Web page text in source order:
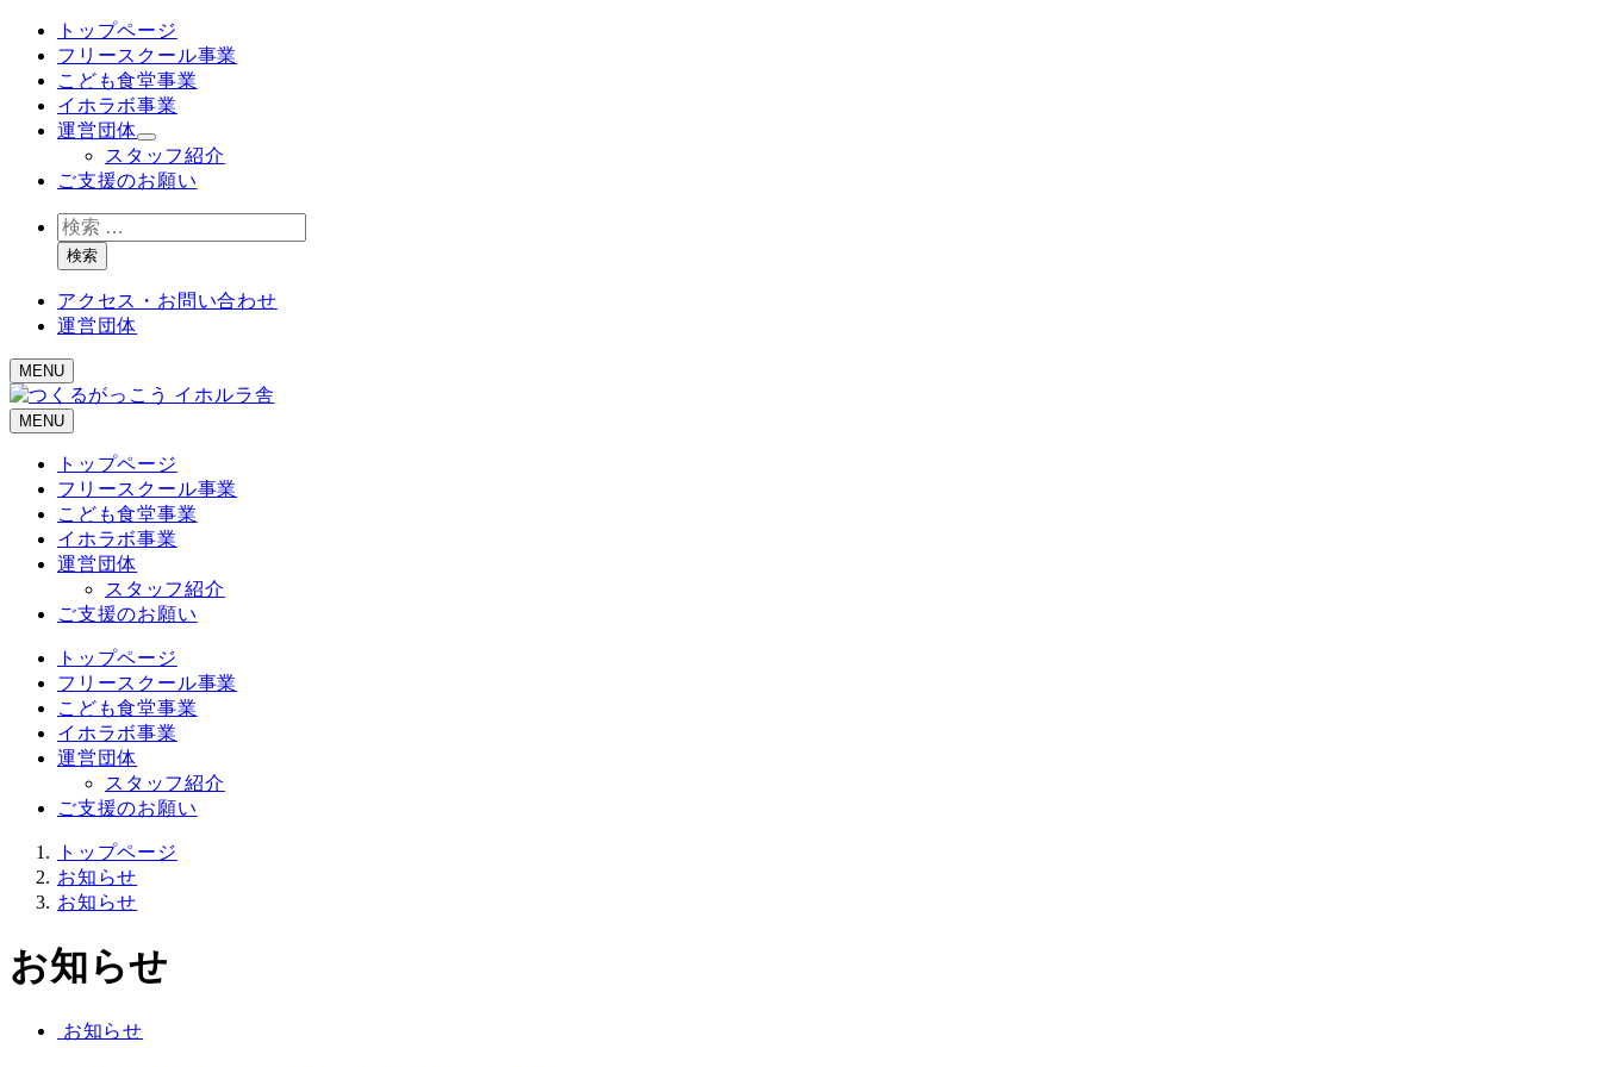
トップページ
フリースクール事業
こども食堂事業
イホラボ事業
運営団体
スタッフ紹介
ご支援のお願い
検
索検索
アクセス・お問い合わせ
運営団体
MENU
MENU
トップページ
フリースクール事業
こども食堂事業
イホラボ事業
運営団体
スタッフ紹介
ご支援のお願い
トップページ
フリースクール事業
こども食堂事業
イホラボ事業
運営団体
スタッフ紹介
ご支援のお願い
トップページ
お知らせ
お知らせ
お知らせ
お知らせ